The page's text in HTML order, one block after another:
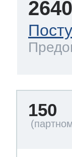
2640
150